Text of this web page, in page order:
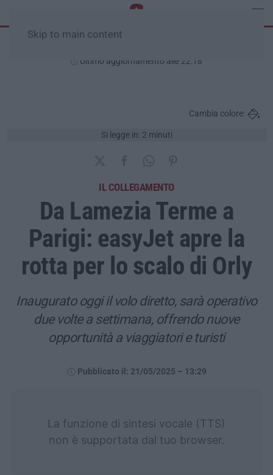
Skip to main content
Ultimo aggiornamento alle 22:18
Si legge in: 2 minuti
Cambia colore:
IL COLLEGAMENTO
Da Lamezia Terme a
Parigi: easyJet apre la
rotta per lo scalo di Orly
Inaugurato oggi il volo diretto, sarà operativo
due volte a settimana, offrendo nuove
opportunità a viaggiatori e turisti
Pubblicato il: 21/05/2025 – 13:29
La funzione di sintesi vocale (TTS)
non è supportata dal tuo browser.